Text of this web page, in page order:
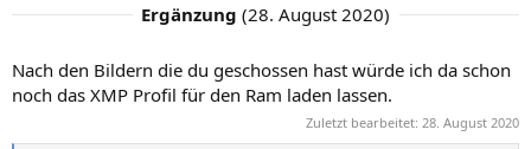
Ergänzung (28. August 2020)
Nach den Bildern die du geschossen hast würde ich da schon
noch das XMP Profil für den Ram laden lassen.
Zuletzt bearbeitet: 28. August 2020